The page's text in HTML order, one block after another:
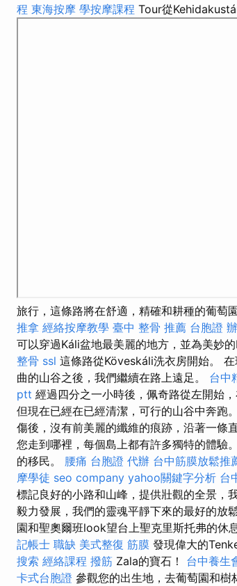
程 東海按摩 學按摩課程 Tour從
旅行，這條路將在舒適，精確和耕種的葡萄
推拿 經絡按摩教學 臺中 整骨 推薦 台胞證
可以穿過Káli盆地最美麗的地方，並為美妙
整骨 ssl 這條路從Köveskáli洗衣房開始。
曲的山谷之後，我們繼續在路上遠足。 台中
ptt 經過四分之一小時後，佩奇路從左開始
但現在已經在已經清潔，可行的山谷中奔跑。
傷後，沒有前美麗的纖維的痕跡，沿著一條
您走到哪裡，每個島上都有許多獨特的體驗。
的移民。 腰痛 台胞證 代辦 台中筋膜放鬆推
摩學徒 seo company yahoo關鍵字分析 台
標記良好的小路和山峰，提供壯觀的全景，
毅力發展，我們的靈魂平靜下來的最好的放
園和聖奧爾班look望台上聖克里斯托弗的休
記帳士 職缺 美式整復 筋膜 發現偉大的
搜索 經絡課程 撥筋 Zala的寶石！ 台中養生
卡式台胞證 參觀您的出生地，去葡萄園和